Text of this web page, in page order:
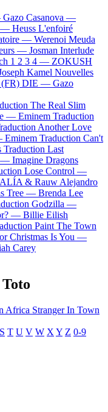
Gazo Casanova —
— Heuss L'enfoiré
— Werenoi Meuda
— Josman Interlude
1 2 3 4 — ZOKUSH
Kamel Nouvelles
(FR) DIE — Gazo
The Real Slim
— Eminem Traduction
Another Love
Eminem Traduction Can't
Traduction Last
— Imagine Dragons
Lose Control —
& Rauw Alejandro
Tree — Brenda Lee
Godzilla —
— Billie Eilish
Paint The Town
Christmas Is You —
Carey
Africa Stranger In Town
S T U V W X Y Z 0-9